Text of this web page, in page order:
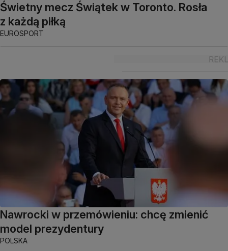
Świetny mecz Świątek w Toronto. Rosła
z każdą piłką
EUROSPORT
Nawrocki w przemówieniu: chcę zmienić
model prezydentury
POLSKA